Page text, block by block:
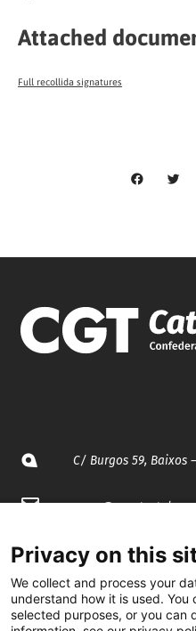
Attached
Full recollida signatures
C/ Burgos 59, Baixos
spccc@
935 120 481
@CGTCatalunya
Privacy on this
We collect and process your
understand how it is used.
selected purposes, or you can